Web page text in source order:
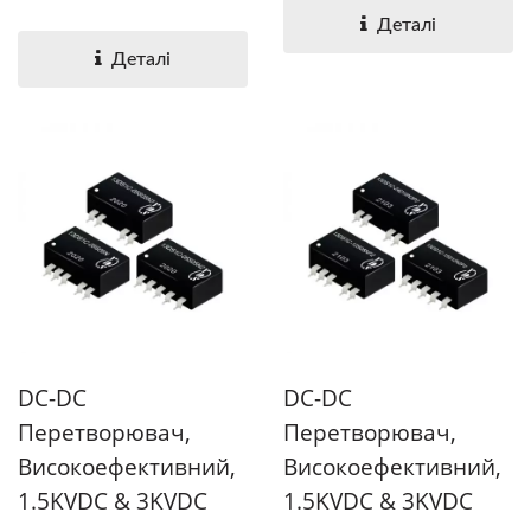
Деталі
Деталі
DC-DC
Перетворювач,
Високоефективний,
1.5KVDC & 3KVDC
DC-DC
Перетворювач,
Високоефективний,
1.5KVDC & 3KVDC